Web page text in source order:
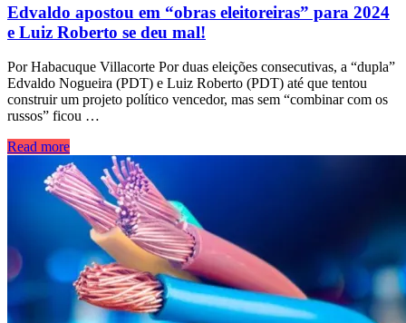
Edvaldo apostou em “obras eleitoreiras” para 2024
e Luiz Roberto se deu mal!
Por Habacuque Villacorte Por duas eleições consecutivas, a “dupla”
Edvaldo Nogueira (PDT) e Luiz Roberto (PDT) até que tentou
construir um projeto político vencedor, mas sem “combinar com os
russos” ficou …
Read more